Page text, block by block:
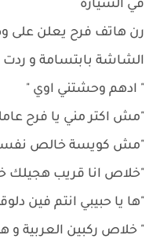
في السيارة
رن هاتف فرح يعلن على
الشاشة بابتسامة و ردت
" ادهم وحشتني اوي "
"مش اكتر مني يا فرح
"مش كويسة خالص
"خلاص انا قريب هجيلك
"ها يا حبيبي انتم فين
" خلاص ركبين العربية و